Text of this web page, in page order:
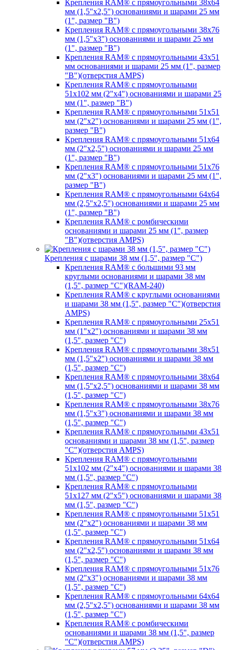
Крепления RAM® с прямоугольными 38х64
мм (1,5"х2,5") основаниями и шарами 25 мм
(1", размер "B")
Крепления RAM® с прямоугольными 38х76
мм (1,5"х3") основаниями и шарами 25 мм
(1", размер "B")
Крепления RAM® с прямоугольными 43x51
мм основаниями и шарами 25 мм (1", размер
"B")(отверстия AMPS)
Крепления RAM® с прямоугольными
51х102 мм (2"х4") основаниями и шарами 25
мм (1", размер "B")
Крепления RAM® с прямоугольными 51х51
мм (2"х2") основаниями и шарами 25 мм (1",
размер "B")
Крепления RAM® с прямоугольными 51х64
мм (2"х2,5") основаниями и шарами 25 мм
(1", размер "B")
Крепления RAM® с прямоугольными 51х76
мм (2"х3") основаниями и шарами 25 мм (1",
размер "B")
Крепления RAM® с прямоугольными 64х64
мм (2,5"х2,5") основаниями и шарами 25 мм
(1", размер "B")
Крепления RAM® с ромбическими
основаниями и шарами 25 мм (1", размер
"B")(отверстия AMPS)
Крепления с шарами 38 мм (1,5", размер "C")
Крепления RAM® с большими 93 мм
круглыми основаниями и шарами 38 мм
(1,5", размер "C")(RAM-240)
Крепления RAM® с круглыми основаниями
и шарами 38 мм (1,5", размер "C")(отверстия
AMPS)
Крепления RAM® с прямоугольными 25х51
мм (1"х2") основаниями и шарами 38 мм
(1,5", размер "C")
Крепления RAM® с прямоугольными 38х51
мм (1,5"х2") основаниями и шарами 38 мм
(1,5", размер "C")
Крепления RAM® с прямоугольными 38х64
мм (1,5"х2,5") основаниями и шарами 38 мм
(1,5", размер "C")
Крепления RAM® с прямоугольными 38х76
мм (1,5"х3") основаниями и шарами 38 мм
(1,5", размер "C")
Крепления RAM® с прямоугольными 43х51
основаниями и шарами 38 мм (1,5", размер
"C")(отверстия AMPS)
Крепления RAM® с прямоугольными
51х102 мм (2"х4") основаниями и шарами 38
мм (1,5", размер "C")
Крепления RAM® с прямоугольными
51х127 мм (2"х5") основаниями и шарами 38
мм (1,5", размер "C")
Крепления RAM® с прямоугольными 51х51
мм (2"х2") основаниями и шарами 38 мм
(1,5", размер "C")
Крепления RAM® с прямоугольными 51х64
мм (2"х2,5") основаниями и шарами 38 мм
(1,5", размер "C")
Крепления RAM® с прямоугольными 51х76
мм (2"х3") основаниями и шарами 38 мм
(1,5", размер "C")
Крепления RAM® с прямоугольными 64х64
мм (2,5"х2,5") основаниями и шарами 38 мм
(1,5", размер "C")
Крепления RAM® с ромбическими
основаниями и шарами 38 мм (1,5", размер
"C")(отверстия AMPS)